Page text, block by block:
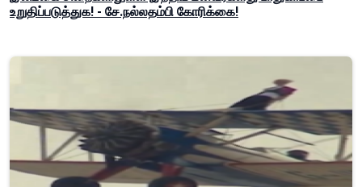
உறுதிப்படுத்துக! - சே.நல்லதம்பி கோரிக்கை!